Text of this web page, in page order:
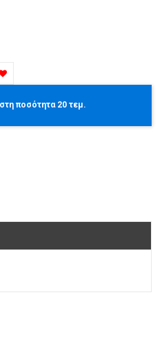
ποσότητα 20 τεμ.